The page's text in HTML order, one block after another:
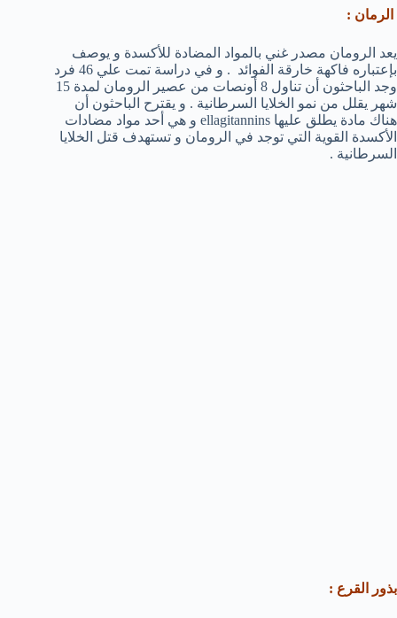
الرمان :
يعد الرومان مصدر غني بالمواد المضادة للأكسدة و يوصف
بإعتباره فاكهة خارقة الفوائد . و في دراسة تمت علي 46 فرد
وجد الباحثون أن تناول 8 أونصات من عصير الرومان لمدة 15
شهر يقلل من نمو الخلايا السرطانية . و يقترح الباحثون أن
هناك مادة يطلق عليها ellagitannins و هي أحد مواد مضادات
الأكسدة القوية التي توجد في الرومان و تستهدف قتل الخلايا
السرطانية .
بذور القرع :